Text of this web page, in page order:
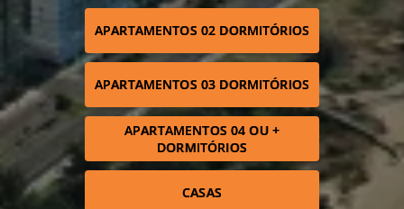
APARTAMENTOS 02 DORMITÓRIOS
APARTAMENTOS 03 DORMITÓRIOS
APARTAMENTOS 04 OU +
DORMITÓRIOS
CASAS